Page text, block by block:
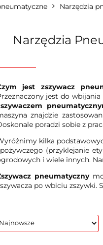
Narzędzia
Narzędzia
jest zszywacz
jest do
znajdzie
poradzi sobie z
kilka
(przyklejanie
i wiele innych.
pneumatyczny
po wbiciu zszywki.